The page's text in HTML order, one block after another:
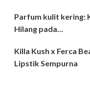
Parfum kulit kering:
Hilang pada…
Killa Kush x Ferca
Lipstik Sempurna